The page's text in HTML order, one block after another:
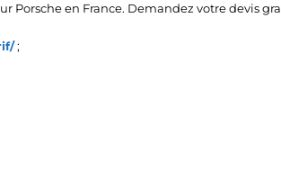
Porsche en France. Demandez votre devis
;